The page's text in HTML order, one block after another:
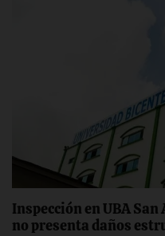
Inspección en UBA
no presenta daños